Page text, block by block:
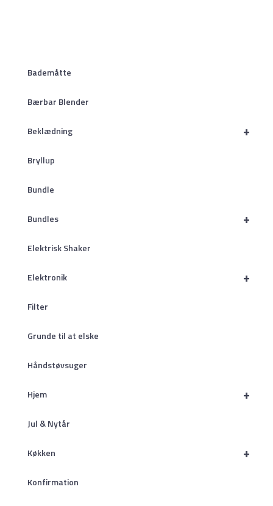
Bademåtte
Bærbar Blender
+
Beklædning
Bryllup
Bundle
+
Bundles
Elektrisk Shaker
+
Elektronik
Filter
Grunde til at elske
Håndstøvsuger
+
Hjem
Jul & Nytår
+
Køkken
Konfirmation